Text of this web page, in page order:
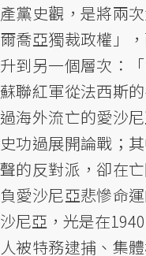
產黨史觀，是將兩
爾喬亞獨裁政權」
升到另一個層次：
蘇聯紅軍從法西斯
過海外流亡的愛沙
史功過展開論戰；
聲的反對派，卻在
負愛沙尼亞悲慘命
沙尼亞，光是在
人被特務逮捕、集